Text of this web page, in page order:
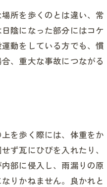
所を歩くのとは違い、常
陰になった部分にはコケ
動をしている方でも、慣
、重大な事故につながる
を歩く際には、体重をか
ず瓦にひびを入れたり、
部に侵入し、雨漏りの原
りかねません。良かれと